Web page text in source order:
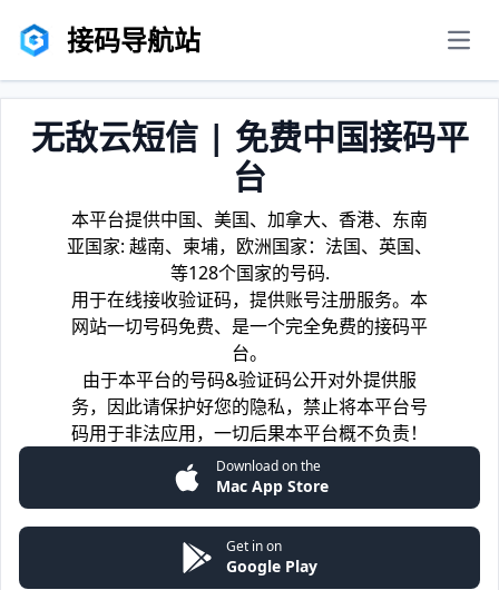
接码导航站
无敌云短信 | 免费中国接码平
台
本平台提供中国、美国、加拿大、香港、东南
亚国家: 越南、柬埔，欧洲国家：法国、英国、
等128个国家的号码.
用于在线接收验证码，提供账号注册服务。本
网站一切号码免费、是一个完全免费的接码平
台。
由于本平台的号码&验证码公开对外提供服
务，因此请保护好您的隐私，禁止将本平台号
码用于非法应用，一切后果本平台概不负责！
Download on the
Mac App Store
Get in on
Google Play